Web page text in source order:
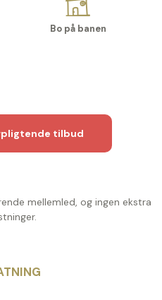
Bo på banen
tilbud
mellemled, og ingen ekstra